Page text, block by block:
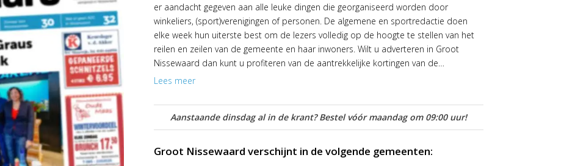
er aandacht gegeven aan alle leuke dingen die georganiseerd worden door
winkeliers, (sport)verenigingen of personen. De algemene en sportredactie doen
elke week hun uiterste best om de lezers volledig op de hoogte te stellen van het
reilen en zeilen van de gemeente en haar inwoners. Wilt u adverteren in Groot
Nissewaard dan kunt u profiteren van de aantrekkelijke kortingen van de
Advertentiegroothandel. Het plaatsen van een advertentie in het Groot Nissewaard
Lees meer
Aanstaande dinsdag al in de krant? Bestel vóór maandag om 09:00 uur!
Groot Nissewaard verschijnt in de volgende gemeenten: